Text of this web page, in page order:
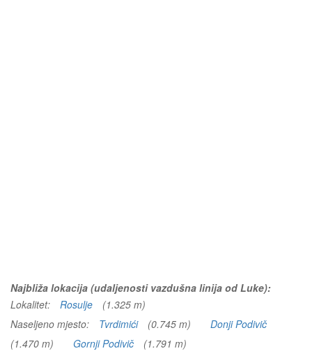
Najbliža lokacija (udaljenosti vazdušna linija od Luke):
Lokalitet:
Rosulje
(1.325 m)
Naseljeno mjesto:
Tvrdimići (0.745 m)
Donji Podivič
(1.470 m)
Gornji Podivič
(1.791 m)